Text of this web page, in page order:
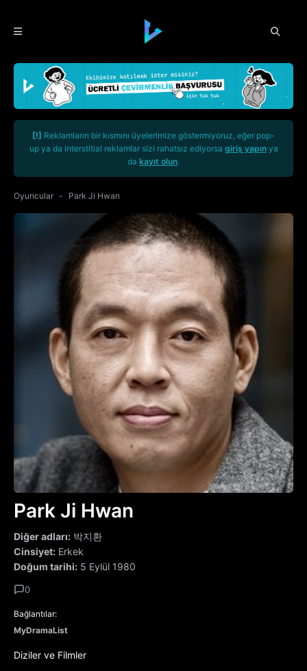
[!] Reklamların bir kısmını üyelerimize göstermiyoruz, eğer pop-
up ya da interstitial reklamlar sizi rahatsız ediyorsa giriş yapınya
da kayıt olun.
Oyuncular Park Ji Hwan
Park Ji Hwan
Diğer adları: 박지환
Cinsiyet: Erkek
Doğum tarihi: 5 Eylül 1980
0
Bağlantılar:
MyDramaList
Diziler ve Filmler